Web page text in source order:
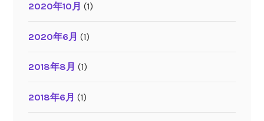
2020年10月 (1)
2020年6月 (1)
2018年8月 (1)
2018年6月 (1)